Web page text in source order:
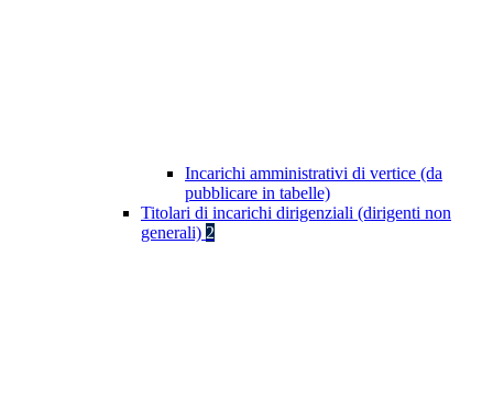
Incarichi amministrativi di vertice (da
pubblicare in tabelle)
Titolari di incarichi dirigenziali (dirigenti non
generali) 2